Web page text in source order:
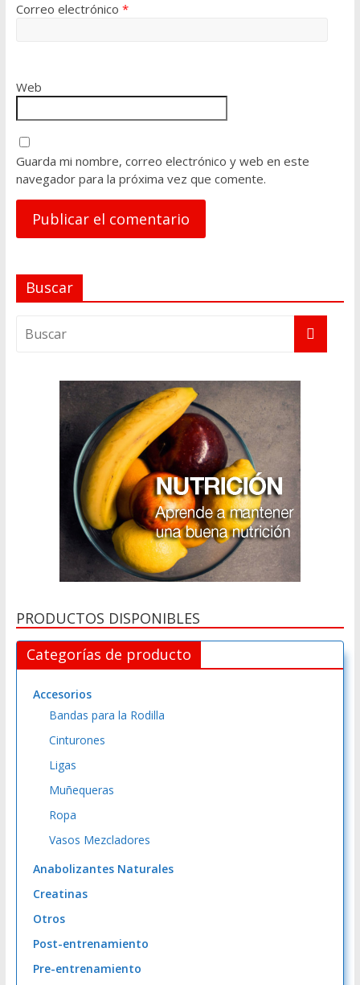
Correo electrónico *
Web
Guarda mi nombre, correo electrónico y web en este
navegador para la próxima vez que comente.
l
Buscar
PRODUCTOS DISPONIBLES
Categorías de producto
Accesorios
Bandas para la Rodilla
Cinturones
Ligas
Muñequeras
Ropa
Vasos Mezcladores
Anabolizantes Naturales
Creatinas
Otros
Post-entrenamiento
Pre-entrenamiento